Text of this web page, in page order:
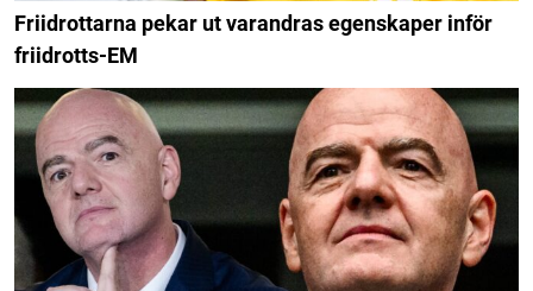
Friidrottarna pekar ut varandras egenskaper inför
friidrotts-EM